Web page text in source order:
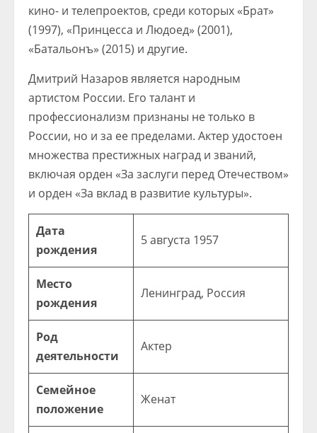
кино- и телепроектов, среди которых «Брат»
(1997), «Принцесса и Людоед» (2001),
«Батальонъ» (2015) и другие.
Дмитрий Назаров является народным
артистом России. Его талант и
профессионализм признаны не только в
России, но и за ее пределами. Актер удостоен
множества престижных наград и званий,
включая орден «За заслуги перед Отечеством»
и орден «За вклад в развитие культуры».
Дата
рождения
5 августа 1957
Место
рождения
Ленинград, Россия
Род
деятельности
Актер
Семейное
положение
Женат